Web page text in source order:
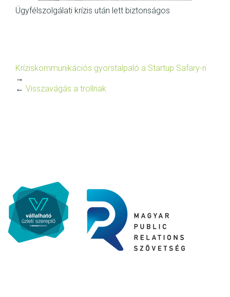
Ügyfélszolgálati krízis után lett biztonságos
Kríziskommunikációs gyorstalpaló a Startup Safary-n
→
← Visszavágás a trollnak